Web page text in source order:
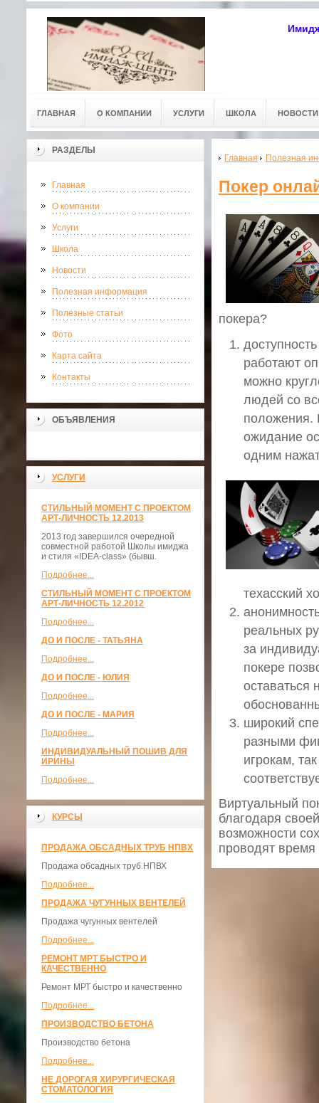
ГЛАВНАЯ О КОМПАНИИ УСЛУГИ ШКОЛА НОВОСТИ
РАЗДЕЛЫ
Главная
О компании
Услуги
Школа
Новости
Полезная информация
Полезные статьи
Фото
Карта сайта
Контакты
ОБЪЯВЛЕНИЯ
УСЛУГИ
СТИЛЬНЫЙ МОМЕНТ С ПРОЕКТОМ
АРТ-ЛИЧНОСТЬ 12.2013
2013 год завершился очередной
совместной работой Школы имиджа
и стиля «IDEA-class» (бывш.
Подробнее...
СТИЛЬНЫЙ МОМЕНТ С ПРОЕКТОМ
АРТ-ЛИЧНОСТЬ 12.2012
Подробнее...
ДО И ПОСЛЕ - ТАТЬЯНА
Подробнее...
ДО И ПОСЛЕ - ЮЛИЯ
Подробнее...
ДО И ПОСЛЕ - МАРИЯ
Подробнее...
ИНДИВИДУАЛЬНЫЙ ПОШИВ ДЛЯ
ИРИНЫ
Подробнее...
КУРСЫ
ПРОДАЖА ОБСАДНЫХ ТРУБ НПВХ
Продажа обсадных труб НПВХ
Подробнее...
ПРОДАЖА ЧУГУННЫХ ВЕНТЕЛЕЙ
Продажа чугунных вентелей
Подробнее...
РЕМОНТ МРТ БЫСТРО И
КАЧЕСТВЕННО
Ремонт МРТ быстро и качественно
Подробнее...
ПРОИЗВОДСТВО БЕТОНА
Производство бетона
Подробнее...
НЕ ДОРОГАЯ ХИРУРГИЧЕСКАЯ
СТОМАТОЛОГИЯ
Главная Полезная
Покер
покера?
работают
можно
людей со
положения.
ожидание
одним
техасский
реальных
за
покере
оставаться
широкий
разными
игрокам,
Виртуальный
благодаря
возможности
проводят